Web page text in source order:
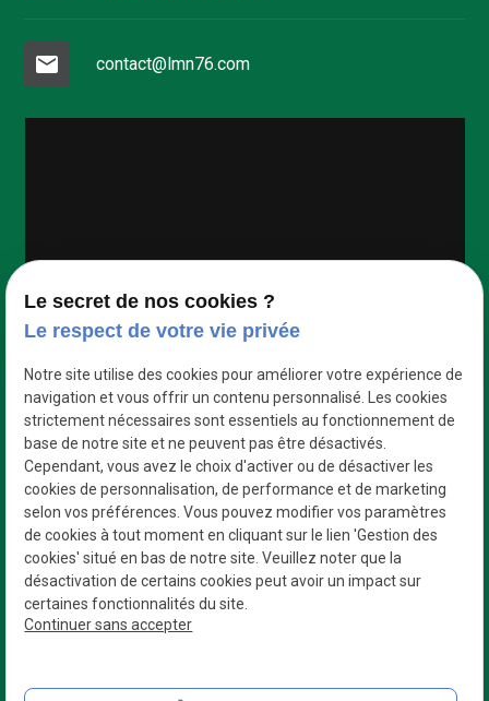
mail contact@lmn76.com
Des professionnels
N° de Siret : 42954335800023
Le secret de nos cookies ?
Le respect de votre vie privée
Notre site utilise des cookies pour améliorer votre expérience de
navigation et vous offrir un contenu personnalisé. Les cookies
strictement nécessaires sont essentiels au fonctionnement de
base de notre site et ne peuvent pas être désactivés.
Cependant, vous avez le choix d'activer ou de désactiver les
cookies de personnalisation, de performance et de marketing
selon vos préférences. Vous pouvez modifier vos paramètres
de cookies à tout moment en cliquant sur le lien 'Gestion des
cookies' situé en bas de notre site. Veuillez noter que la
désactivation de certains cookies peut avoir un impact sur
certaines fonctionnalités du site.
Continuer sans accepter